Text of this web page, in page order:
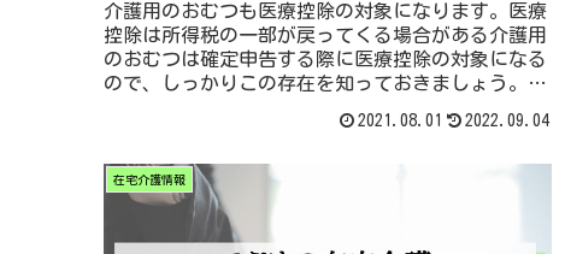
介護用のおむつも医療控除の対象になります。医療
控除は所得税の一部が戻ってくる場合がある介護用
のおむつは確定申告する際に医療控除の対象になる
ので、しっかりこの存在を知っておきましょう。当
していなかったのですが、昨今の日本の将来の事を
2021.08.01 2022.09.04
在宅介護情報